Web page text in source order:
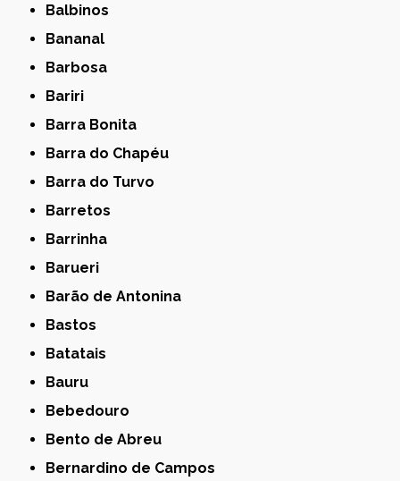
Balbinos
Bananal
Barbosa
Bariri
Barra Bonita
Barra do Chapéu
Barra do Turvo
Barretos
Barrinha
Barueri
Barão de Antonina
Bastos
Batatais
Bauru
Bebedouro
Bento de Abreu
Bernardino de Campos